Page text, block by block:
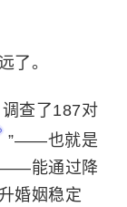
了。
查了187对
”——也就是
——能通过降
婚姻稳定